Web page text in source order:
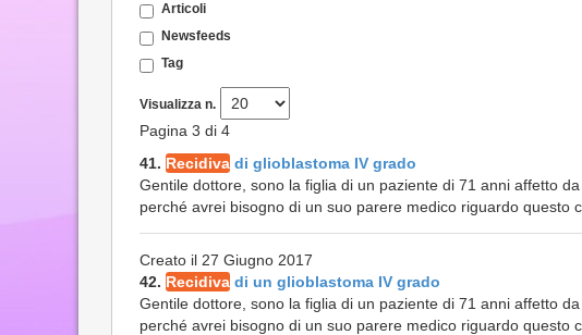
Articoli
Newsfeeds
Tag
Visualizza n.
Pagina 3 di 4
41. Recidiva di glioblastoma IV grado
Gentile dottore, sono la figlia di un paziente di 71 anni affetto
perché avrei bisogno di un suo parere medico riguardo questo
Creato il 27 Giugno 2017
42. Recidiva di un glioblastoma IV grado
Gentile dottore, sono la figlia di un paziente di 71 anni affetto
perché avrei bisogno di un suo parere medico riguardo questo